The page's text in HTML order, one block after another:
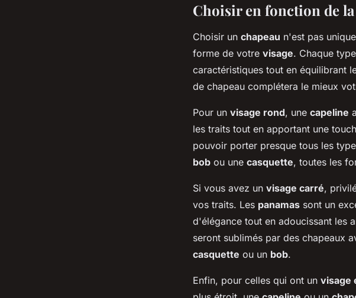
Choisir en fonction de
Choisir un chapeau n'est pas
forme de votre visage. Chaque
caractéristiques tout en équilibrant
de chapeau complétera le mieux
Pour un visage rond, une capeline
les traits tout en apportant une
pouvoir porter presque tous les
bob ou une casquette, toutes les
Si vous avez un visage carré,
vos traits. Les panamas sont un
d'élégance tout en adoucissant les
seront sublimés par des chapeaux
casquette ou un bob.
Enfin, pour celles qui ont un visage